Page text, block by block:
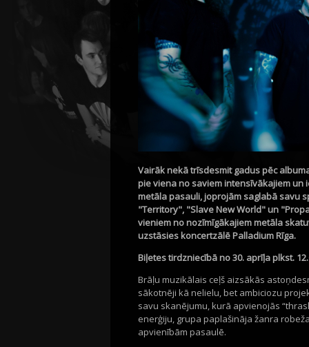
Vairāk nekā trīsdesmit gadus pēc
pie viena no saviem intensīvākajiem un
metāla pasauli, joprojām saglabā savu
"Territory", "Slave New World" un
vieniem no nozīmīgākajiem metāla
uzstāsies koncertzālē Palladium Rīga.
Biļetes tirdzniecībā no 30. aprīļa plkst.
Brāļu muzikālais ceļš aizsākās
sākotnēji kā nelielu, bet ambiciozu
savu skanējumu, kurā apvienojās
enerģiju, grupa paplašināja žanra
apvienībām pasaulē.